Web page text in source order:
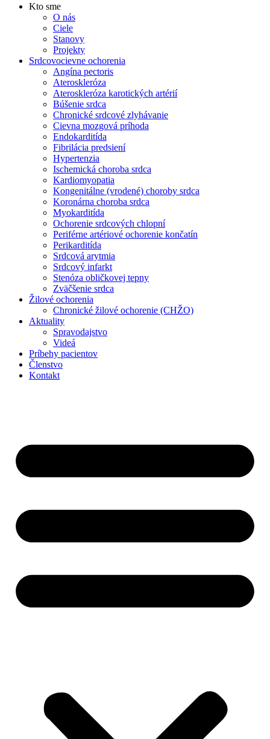
Kto sme
O nás
Ciele
Stanovy
Projekty
Srdcovocievne ochorenia
Angína pectoris
Ateroskleróza
Ateroskleróza karotických artérií
Búšenie srdca
Chronické srdcové zlyhávanie
Cievna mozgová príhoda
Endokarditída
Fibrilácia predsiení
Hypertenzia
Ischemická choroba srdca
Kardiomyopatia
Kongenitálne (vrodené) choroby srdca
Koronárna choroba srdca
Myokarditída
Ochorenie srdcových chlopní
Periférne artériové ochorenie končatín
Perikarditída
Srdcová arytmia
Srdcový infarkt
Stenóza obličkovej tepny
Zväčšenie srdca
Žilové ochorenia
Chronické žilové ochorenie (CHŽO)
Aktuality
Spravodajstvo
Videá
Príbehy pacientov
Členstvo
Kontakt